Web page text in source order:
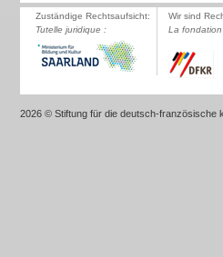
Zuständige Rechtsaufsicht:
Tutelle juridique :
Wir sind
La
2026 © Stiftung für die deutsch-französische